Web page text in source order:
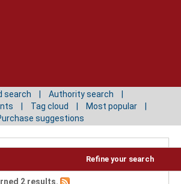
search
Authority search
Tag cloud
Most popular
suggestions
Refine your search
2 results.